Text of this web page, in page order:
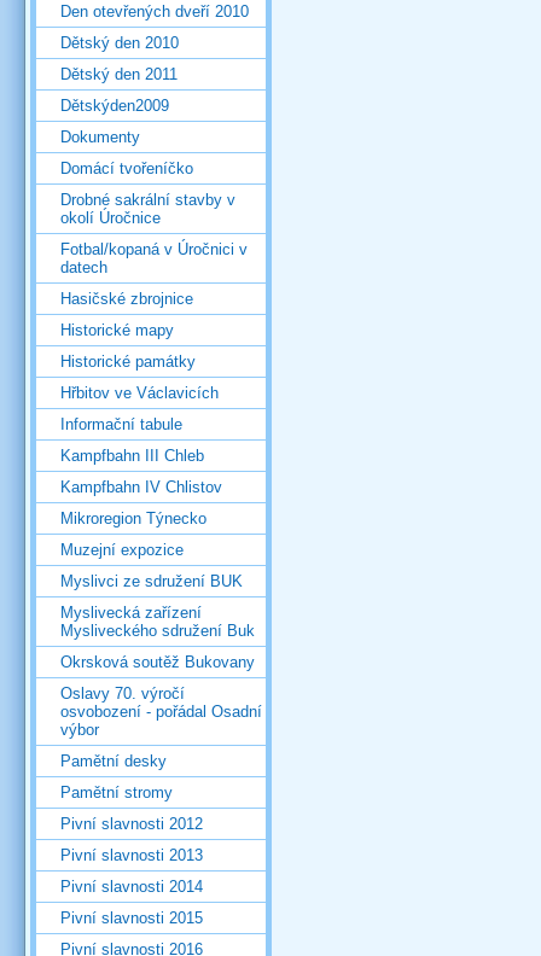
Den otevřených dveří 2010
Dětský den 2010
Dětský den 2011
Dětskýden2009
Dokumenty
Domácí tvořeníčko
Drobné sakrální stavby v
okolí Úročnice
Fotbal/kopaná v Úročnici v
datech
Hasičské zbrojnice
Historické mapy
Historické památky
Hřbitov ve Václavicích
Informační tabule
Kampfbahn III Chleb
Kampfbahn IV Chlistov
Mikroregion Týnecko
Muzejní expozice
Myslivci ze sdružení BUK
Myslivecká zařízení
Mysliveckého sdružení Buk
Okrsková soutěž Bukovany
Oslavy 70. výročí
osvobození - pořádal Osadní
výbor
Pamětní desky
Pamětní stromy
Pivní slavnosti 2012
Pivní slavnosti 2013
Pivní slavnosti 2014
Pivní slavnosti 2015
Pivní slavnosti 2016